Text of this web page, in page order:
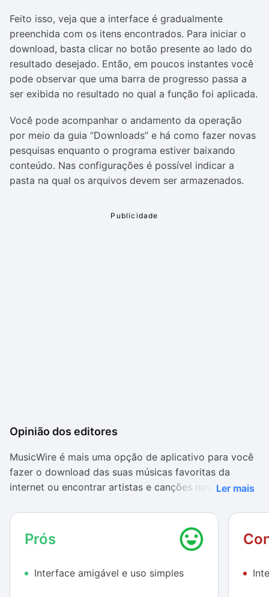
Feito isso, veja que a interface é gradualmente
preenchida com os itens encontrados. Para iniciar o
download, basta clicar no botão presente ao lado do
resultado desejado. Então, em poucos instantes você
pode observar que uma barra de progresso passa a
ser exibida no resultado no qual a função foi aplicada.
Você pode acompanhar o andamento da operação
por meio da guia “Downloads” e há como fazer novas
pesquisas enquanto o programa estiver baixando
conteúdo. Nas configurações é possível indicar a
pasta na qual os arquivos devem ser armazenados.
Opinião dos editores
MusicWire é mais uma opção de aplicativo para você
fazer o download das suas músicas favoritas da
internet ou encontrar artistas e canções novas. O
elegante, o que deixa o seu uso extremamente
agradável, além de ele também possuir uma ótima
organização de tela.
As funções estão separadas em guias, algo que pode
Ler mais
Prós
Interface amigável e uso simples